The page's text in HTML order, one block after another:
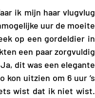
ik mijn haar vlugvlug
uur de moeite
op een gordeldier in
een paar zorgvuldig
dit was een elegante
uitzien om 6 uur ’s
wist dat ik niet wist.